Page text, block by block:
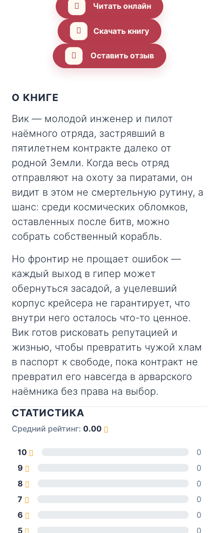
Читать онлайн
Скачать книгу
Оставить отзыв
О КНИГЕ
Вик — молодой инженер и пилот
наёмного отряда, застрявший в
пятилетнем контракте далеко от
родной Земли. Когда весь отряд
отправляют на охоту за пиратами, он
видит в этом не смертельную рутину, а
шанс: среди космических обломков,
оставленных после битв, можно
собрать собственный корабль.
Но фронтир не прощает ошибок —
каждый выход в гипер может
обернуться засадой, а уцелевший
корпус крейсера не гарантирует, что
внутри него осталось что-то ценное.
Вик готов рисковать репутацией и
жизнью, чтобы превратить чужой хлам
в паспорт к свободе, пока контракт не
превратил его навсегда в арварского
наёмника без права на выбор.
СТАТИСТИКА
Средний рейтинг: 0.00
10
0
9
0
8
0
7
0
6
0
5
0